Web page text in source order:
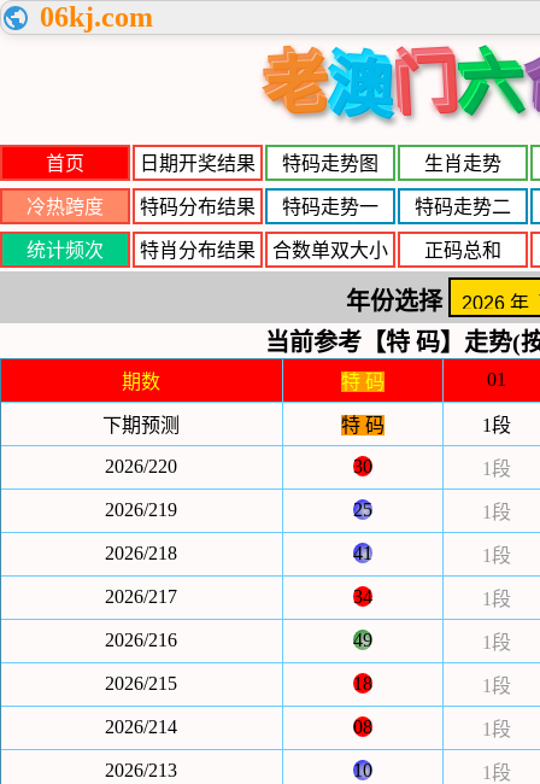
06kj.com
老澳门六
首页 日期开奖结果 特码走势图 生肖走势
冷热跨度 特码分布结果 特码走势一 特码走势二
统计频次 特肖分布结果 合数单双大小 正码总和
年份选择
当前参考【特 码】走势(
期数 特 码 01
下期预测 特 码
1段
2026/220
30
1段
2026/219
25
1段
2026/218
41
1段
2026/217
34
1段
2026/216
49
1段
2026/215
18
1段
2026/214
08
1段
2026/213
10
1段